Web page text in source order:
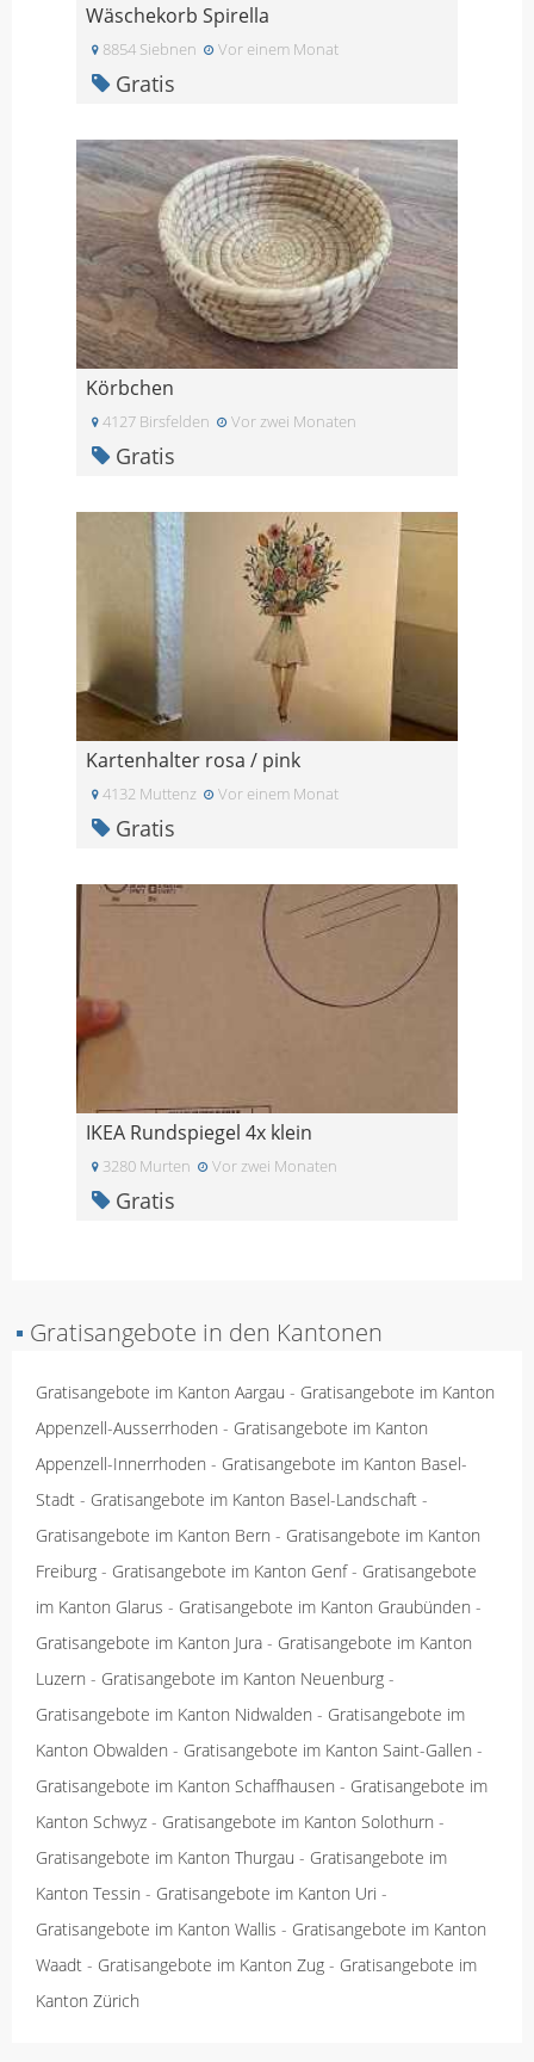
Wäschekorb Spirella
8854 Siebnen Vor einem Monat
Gratis
Körbchen
4127 Birsfelden Vor zwei Monaten
Gratis
Kartenhalter rosa / pink
4132 Muttenz Vor einem Monat
Gratis
IKEA Rundspiegel 4x klein
3280 Murten Vor zwei Monaten
Gratis
▪ Gratisangebote in den Kantonen
Gratisangebote im Kanton Aargau - Gratisangebote im Kanton
Appenzell-Ausserrhoden - Gratisangebote im Kanton
Appenzell-Innerrhoden - Gratisangebote im Kanton Basel-
Stadt - Gratisangebote im Kanton Basel-Landschaft -
Gratisangebote im Kanton Bern - Gratisangebote im Kanton
Freiburg - Gratisangebote im Kanton Genf- Gratisangebote
im Kanton Glarus - Gratisangebote im Kanton Graubünden -
Gratisangebote im Kanton Jura - Gratisangebote im Kanton
Luzern - Gratisangebote im Kanton Neuenburg -
Gratisangebote im Kanton Nidwalden - Gratisangebote im
Kanton Obwalden - Gratisangebote im Kanton Saint-Gallen -
Gratisangebote im Kanton Schaffhausen - Gratisangebote im
Kanton Schwyz - Gratisangebote im Kanton Solothurn -
Gratisangebote im Kanton Thurgau - Gratisangebote im
Kanton Tessin - Gratisangebote im Kanton Uri -
Gratisangebote im Kanton Wallis - Gratisangebote im Kanton
Waadt - Gratisangebote im Kanton Zug - Gratisangebote im
Kanton Zürich